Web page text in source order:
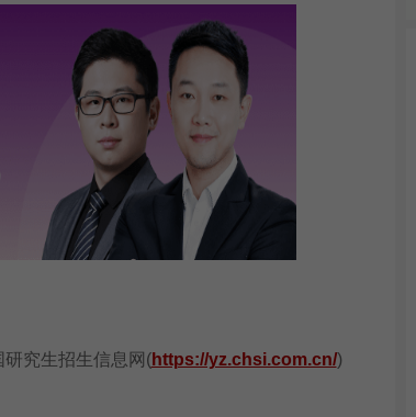
究生招生信息网(https://yz.chsi.com.cn/)